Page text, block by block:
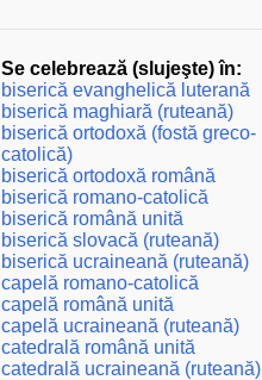
Se celebrează (slujeşte) în:
biserică evanghelică luterană
biserică maghiară (ruteană)
biserică ortodoxă (fostă greco-
catolică)
biserică ortodoxă română
biserică romano-catolică
biserică română unită
biserică slovacă (ruteană)
biserică ucraineană (ruteană)
capelă romano-catolică
capelă română unită
capelă ucraineană (ruteană)
catedrală română unită
catedrală ucraineană (ruteană)